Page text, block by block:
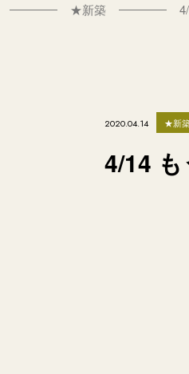
★新築
2020.04.14 ★新
4/14